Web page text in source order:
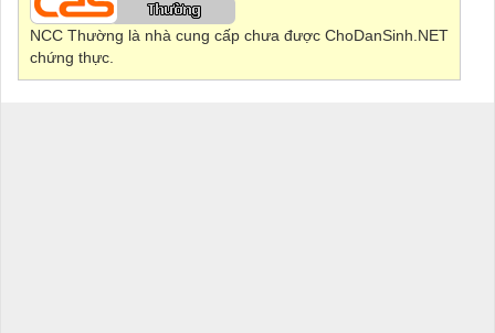
NCC Thường là nhà cung cấp chưa được ChoDanSinh.NET
chứng thực.